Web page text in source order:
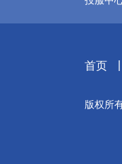
首页
版权所